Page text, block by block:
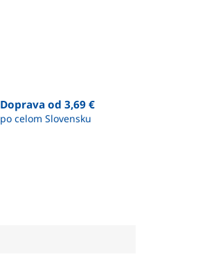
Doprava od 3,69 €
po celom Slovensku